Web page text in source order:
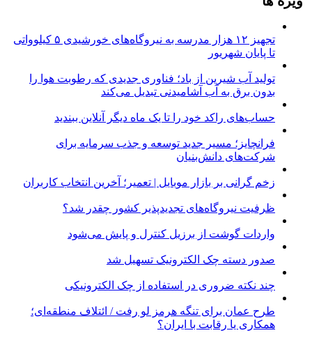
تجهیز ۱۲ هزار مدرسه به نیروگاه‌های خورشیدی ۵ کیلوواتی
تا پایان شهریور
تولید آب شیرین از باد؛ فناوری جدیدی که رطوبت هوا را
بدون برق به آب آشامیدنی تبدیل می‌کند
حساب‌های راکد خود را تا یک ماه دیگر آنلاین ببندید
فرانچایز؛ مسیر جدید توسعه و جذب سرمایه برای
شرکت‌های دانش‌بنیان
زخم گرانی بر بازار موبایل | تعمیر؛ آخرین انتخاب کاربران
ظرفیت نیروگاه‌های تجدیدپذیر کشور چقدر شد؟
واردات گوشت از برزیل کنترل و پایش می‌شود
صدور دسته چک الکترونیک تسهیل شد
چند نکته ضروری در استفاده از چک الکترونیکی
طرح عمان برای تنگه هرمز لو رفت / ائتلاف منطقه‌ای؛
همکاری یا رقابت با ایران؟